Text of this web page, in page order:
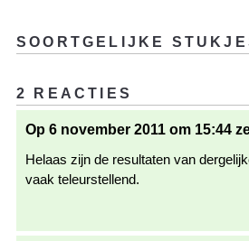
SOORTGELIJKE
2 REACTIES
Op 6 november 2011 om 15:44
Helaas zijn de resultaten van
vaak teleurstellend.